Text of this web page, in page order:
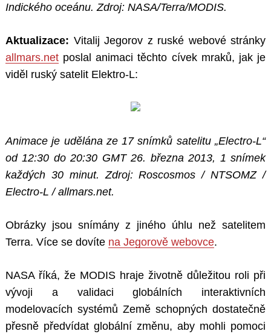
Indického oceánu. Zdroj: NASA/Terra/MODIS.
Aktualizace: Vitalij Jegorov z ruské webové stránky
allmars.net poslal animaci těchto cívek mraků, jak je
viděl ruský satelit Elektro-L:
Animace je udělána ze 17 snímků satelitu „Electro-L“
od 12:30 do 20:30 GMT 26. března 2013, 1 snímek
každých 30 minut. Zdroj: Roscosmos / NTSOMZ /
Electro-L / allmars.net.
Obrázky jsou snímány z jiného úhlu než satelitem
Terra. Více se dovíte na Jegorově webovce.
NASA říká, že MODIS hraje životně důležitou roli při
vývoji a validaci globálních interaktivních
modelovacích systémů Země schopných dostatečně
přesně předvídat globální změnu, aby mohli pomoci